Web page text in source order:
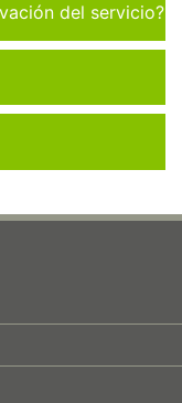
del servicio?